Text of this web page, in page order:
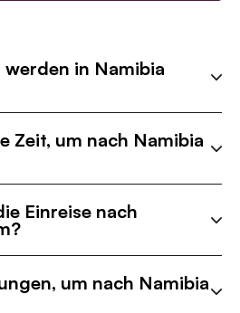
in Namibia
Zeit, um nach Namibia
Einreise nach
um nach Namibia